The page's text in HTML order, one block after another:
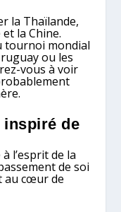
la Thaïlande,
la Chine.
tournoi mondial
ou les
vous à voir
inspiré de
l’esprit de la
de soi
au cœur de